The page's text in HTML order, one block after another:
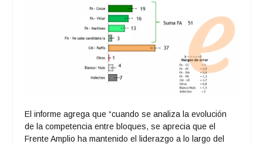
El informe agrega que “cuando se analiza la evolución
de la competencia entre bloques, se aprecia que el
Frente Amplio ha mantenido el liderazgo a lo largo del